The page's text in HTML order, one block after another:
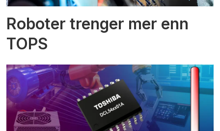
Roboter trenger mer enn
TOPS